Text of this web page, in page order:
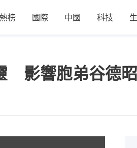
熱榜 國際 中國 科技
影響胞弟谷德